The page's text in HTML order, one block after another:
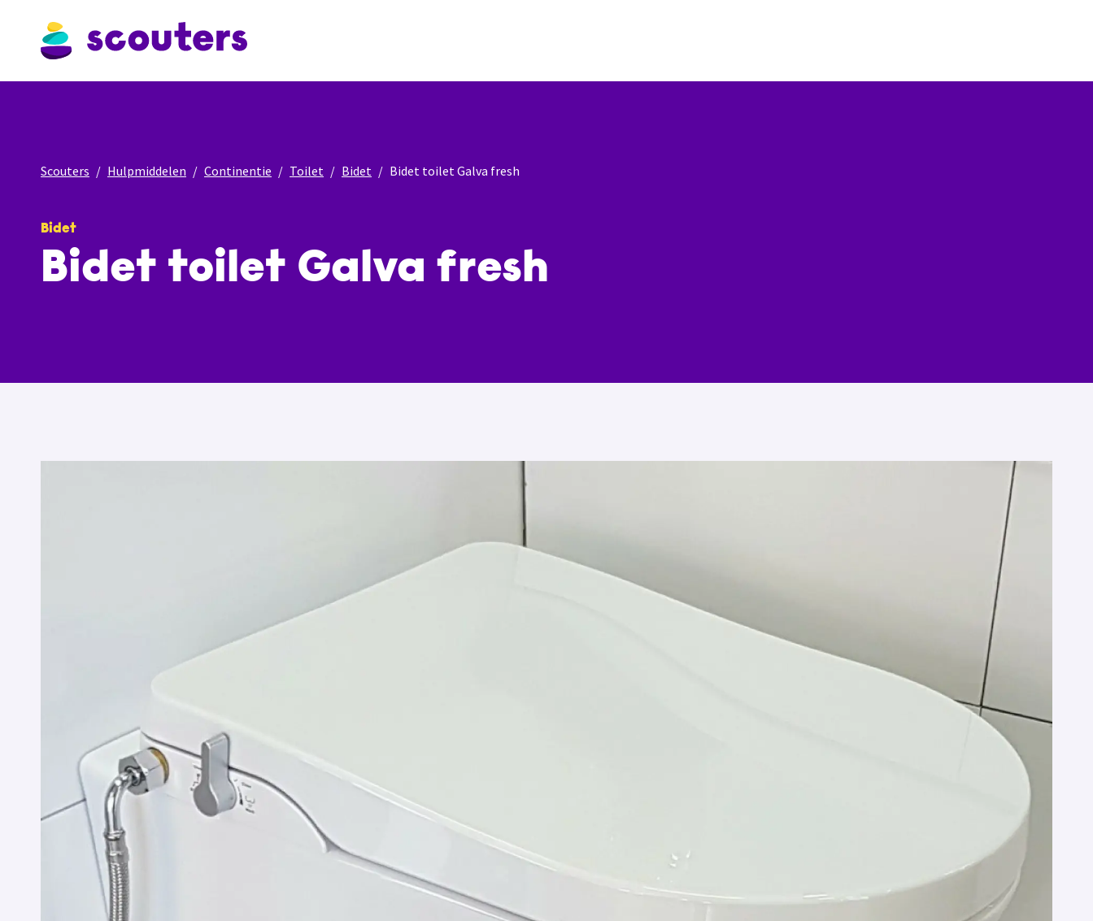
Scouters Hulpmiddelen Continentie Toilet Bidet Bidet toilet Galva fresh
Bidet
Bidet toilet Galva fresh